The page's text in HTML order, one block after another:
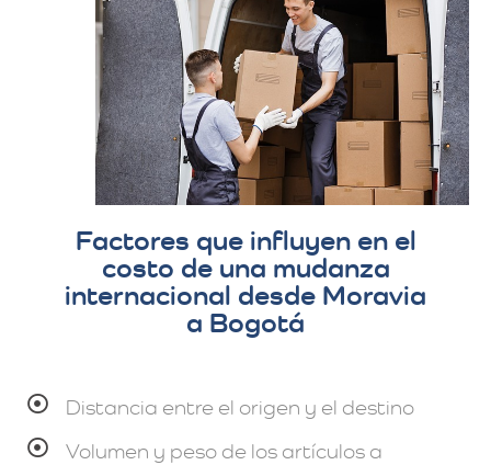
Factores que influyen en el
costo de una mudanza
internacional desde Moravia
a Bogotá
Distancia entre el origen y el destino
Volumen y peso de los artículos a